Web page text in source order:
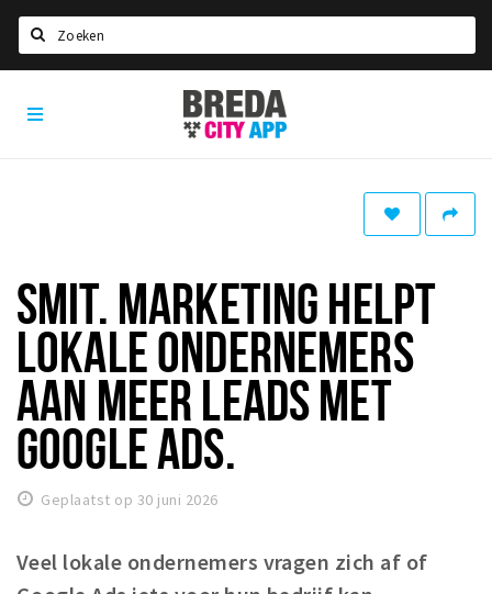
Home
Eten
Drinken
Slapen
Recreatief
Winkels
Parkeren
Breda
City
App
SMIT. MARKETING HELPT
LOKALE ONDERNEMERS
AAN MEER LEADS MET
GOOGLE ADS.
Geplaatst op 30 juni 2026
Veel lokale ondernemers vragen zich af of